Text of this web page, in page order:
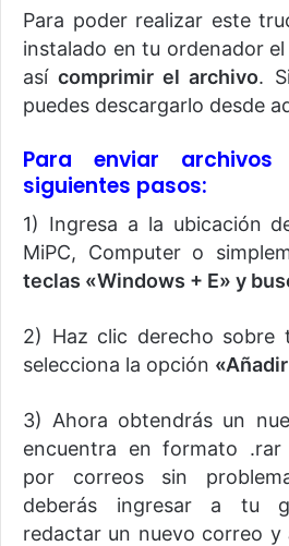
Para poder realizar este
instalado en tu ordenador
asícomprimir el archivo.
puedes descargarlo desde
Para enviar archivos
siguientes pasos:
1) Ingresa a la ubicación
MiPC, Computer o
teclas «Windows + E» y
2) Haz clic derecho sobre
selecciona la opción
3) Ahora obtendrás un
encuentra en formato .rar
por correos sin
deberás ingresar a tu
redactar un nuevo correo y